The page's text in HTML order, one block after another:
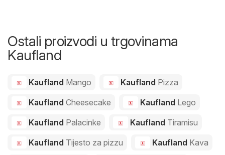
Ostali proizvodi u trgovinama
Kaufland
Kaufland Mango Kaufland Pizza
Kaufland Cheesecake Kaufland Lego
Kaufland Palacinke Kaufland Tiramisu
Kaufland Tijesto za pizzu Kaufland Kava